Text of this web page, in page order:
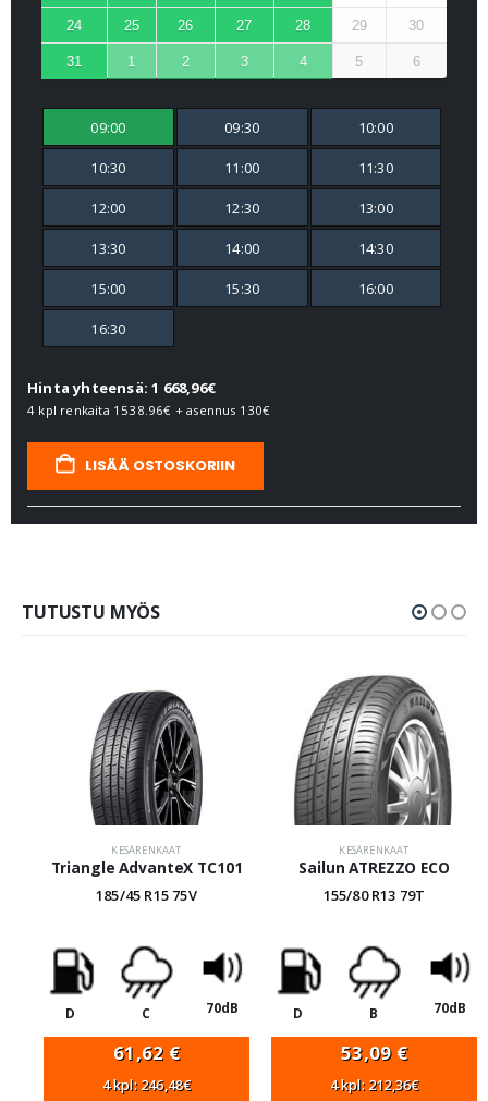
24 25 26 27 28 29 30
31 1 2 3 4 5 6
09:00 09:30 10:00
10:30 11:00 11:30
12:00 12:30 13:00
13:30 14:00 14:30
15:00 15:30 16:00
16:30
Hinta yhteensä: 1 668,96€
4 kpl renkaita 1538.96€ + asennus 130€
LISÄÄ OSTOSKORIIN
TUTUSTU MYÖS
KESÄRENKAAT
Triangle AdvanteX TC101
185/45 R15 75V
D C 70dB
61,62 €
4 kpl: 246,48€
KESÄRENKAAT
Sailun ATREZZO ECO
155/80 R13 79T
D B 70dB
53,09 €
4 kpl: 212,36€